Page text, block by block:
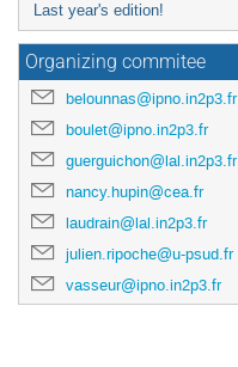
Last year's edition!
Organizing commitee
belounnas@ipno.in2p3.fr
boulet@ipno.in2p3.fr
guerguichon@lal.in2p3.fr
nancy.hupin@cea.fr
laudrain@lal.in2p3.fr
julien.ripoche@u-psud.fr
vasseur@ipno.in2p3.fr